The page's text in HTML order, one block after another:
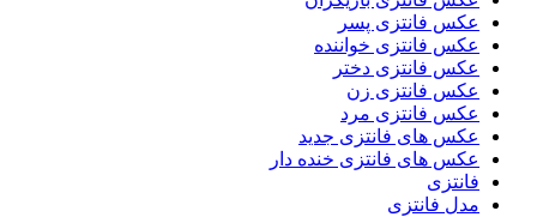
عکس فانتزی پسر
عکس فانتزی خواننده
عکس فانتزی دختر
عکس فانتزی زن
عکس فانتزی مرد
عکس های فانتزی جدید
عکس های فانتزی خنده دار
فانتزی
مدل فانتزی